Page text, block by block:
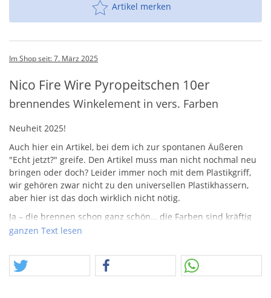
Artikel merken
Im Shop seit: 7. März 2025
Nico Fire Wire Pyropeitschen 10er
brennendes Winkelement in vers. Farben
Neuheit 2025!
Auch hier ein Artikel, bei dem ich zur spontanen Äußeren
"Echt jetzt?" greife. Den Artikel muss man nicht nochmal neu
bringen oder doch? Leider immer noch mit dem Plastikgriff,
wir gehören zwar nicht zu den universellen Plastikhassern,
aber hier ist das doch wirklich nicht nötig.
Ja – die brennen schon ganz schön… die Farben sind kräftig
und das Schwenken – hin und her – überbrückt die längere
ganzen Text lesen